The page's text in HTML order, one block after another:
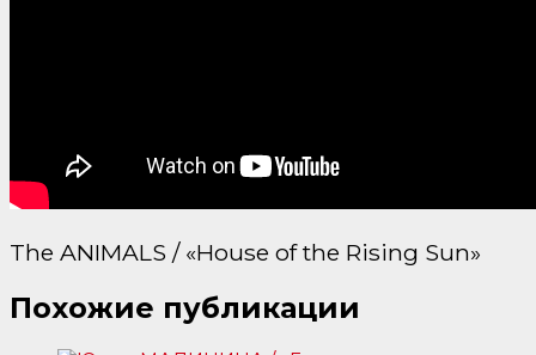
The ANIMALS / «House of the Rising Sun»
Похожие публикации